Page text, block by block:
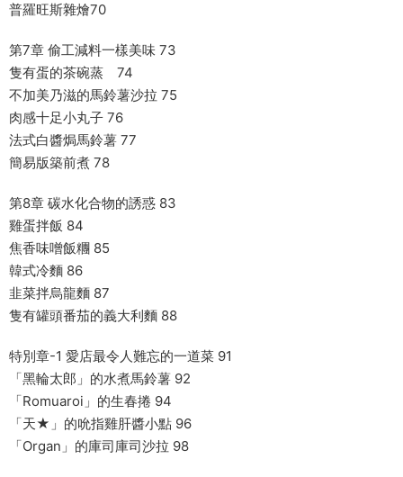
普羅旺斯雜燴70
第7章 偷工減料一樣美味 73
隻有蛋的茶碗蒸 74
不加美乃滋的馬鈴薯沙拉 75
肉感十足小丸子 76
法式白醬焗馬鈴薯 77
簡易版築前煮 78
第8章 碳水化合物的誘惑 83
雞蛋拌飯 84
焦香味噌飯糰 85
韓式冷麵 86
韭菜拌烏龍麵 87
隻有罐頭番茄的義大利麵 88
特別章-1 愛店最令人難忘的一道菜 91
「黑輪太郎」的水煮馬鈴薯 92
「Romuaroi」的生春捲 94
「天★」的吮指雞肝醬小點 96
「Organ」的庫司庫司沙拉 98